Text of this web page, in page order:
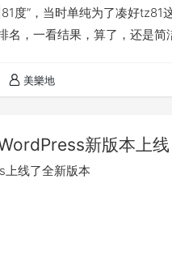
度”，当时单纯为了凑好tz81
名，一看结果，算了，还是简
Fireworks截图，并且PS了一
男女在公共场所耍流氓。哦，
美樂地
新版本上线
上线了全新版本